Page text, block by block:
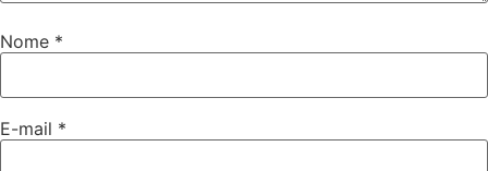
Nome *
E-mail *